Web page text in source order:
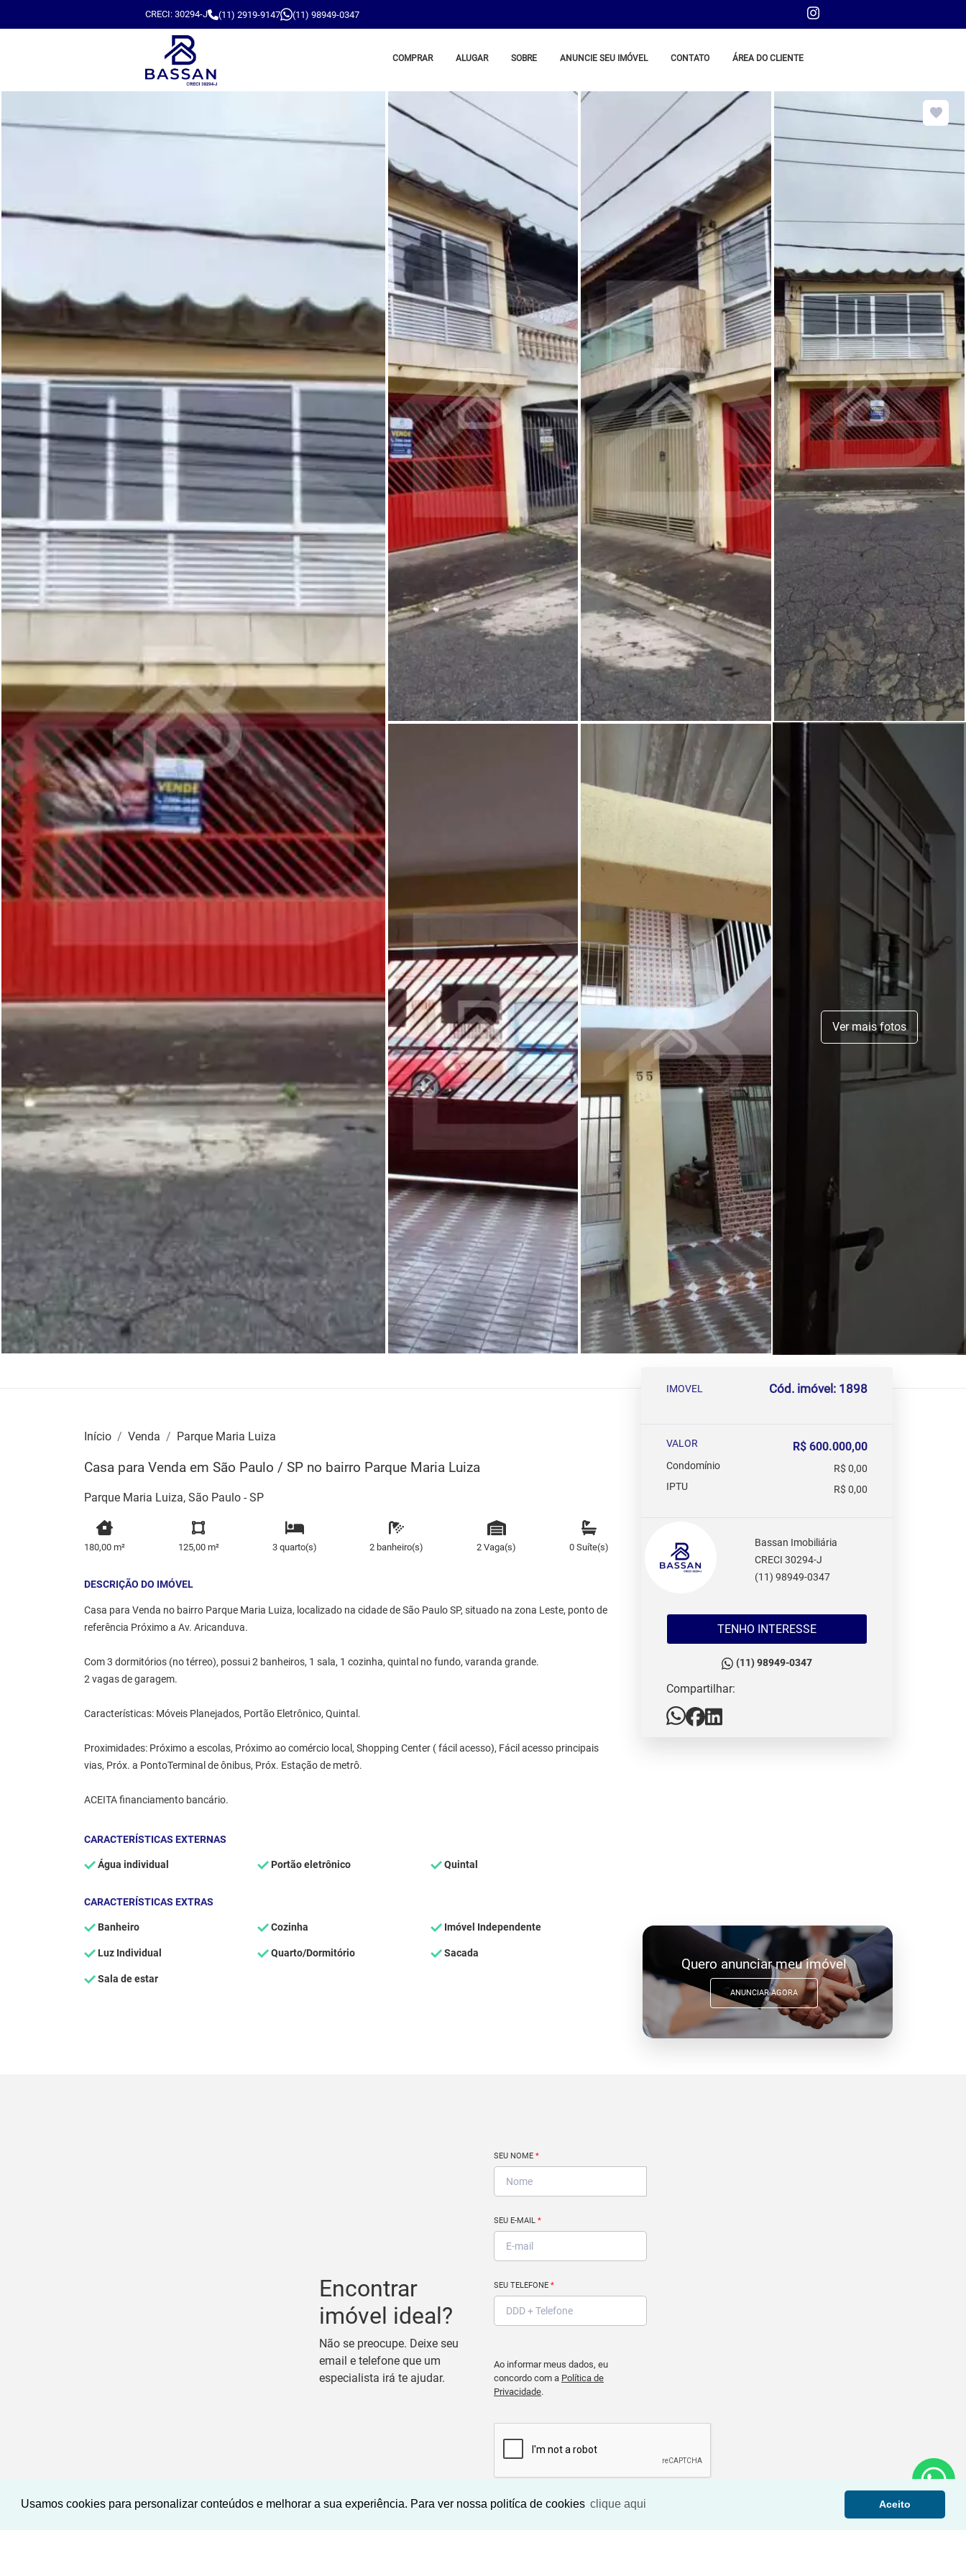
Usamos cookies para personalizar conteúdos e melhorar a sua experiência. Para ver nossa politíca de cookies clique aqui Aceito
CRECI: 30294-J (11) 2919-9147 (11) 98949-0347
COMPRAR ALUGAR SOBRE ANUNCIE SEU IMÓVEL CONTATO ÁREA DO CLIENTE
Ver mais fotos
Início Venda Parque Maria Luiza
Casa para Venda em São Paulo / SP no bairro Parque Maria Luiza
Parque Maria Luiza, São Paulo - SP
180,00 m² 125,00 m² 3 quarto(s) 2 banheiro(s) 2 Vaga(s) 0 Suíte(s)
DESCRIÇÃO DO IMÓVEL
Casa para Venda no bairro Parque Maria Luiza, localizado na cidade de São Paulo SP, situado na zona Leste, ponto de
referência Próximo a Av. Aricanduva.
Com 3 dormitórios (no térreo), possui 2 banheiros, 1 sala, 1 cozinha, quintal no fundo, varanda grande.
2 vagas de garagem.
Características: Móveis Planejados, Portão Eletrônico, Quintal.
Proximidades: Próximo a escolas, Próximo ao comércio local, Shopping Center ( fácil acesso), Fácil acesso principais
vias, Próx. a PontoTerminal de ônibus, Próx. Estação de metrô.
ACEITA financiamento bancário.
CARACTERÍSTICAS EXTERNAS
Água individual Portão eletrônico Quintal
CARACTERÍSTICAS EXTRAS
Banheiro Cozinha Imóvel Independente
Luz Individual Quarto/Dormitório Sacada
Sala de estar
IMOVEL Cód. imóvel: 1898
VALOR R$ 600.000,00
Condomínio
R$ 0,00
IPTU
R$ 0,00
Bassan Imobiliária
CRECI 30294-J
(11) 98949-0347
TENHO INTERESSE
(11) 98949-0347
Compartilhar:
Quero anunciar meu imóvel
ANUNCIAR AGORA
Encontrar
imóvel ideal?
Não se preocupe. Deixe seu
email e telefone que um
especialista irá te ajudar.
SEU NOME *
SEU E-MAIL *
SEU TELEFONE *
Ao informar meus dados, eu
concordo com a Política de
Privacidade.
BUSCAR IMOVEIS